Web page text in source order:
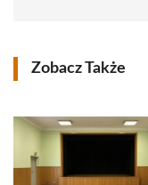
Zobacz Także